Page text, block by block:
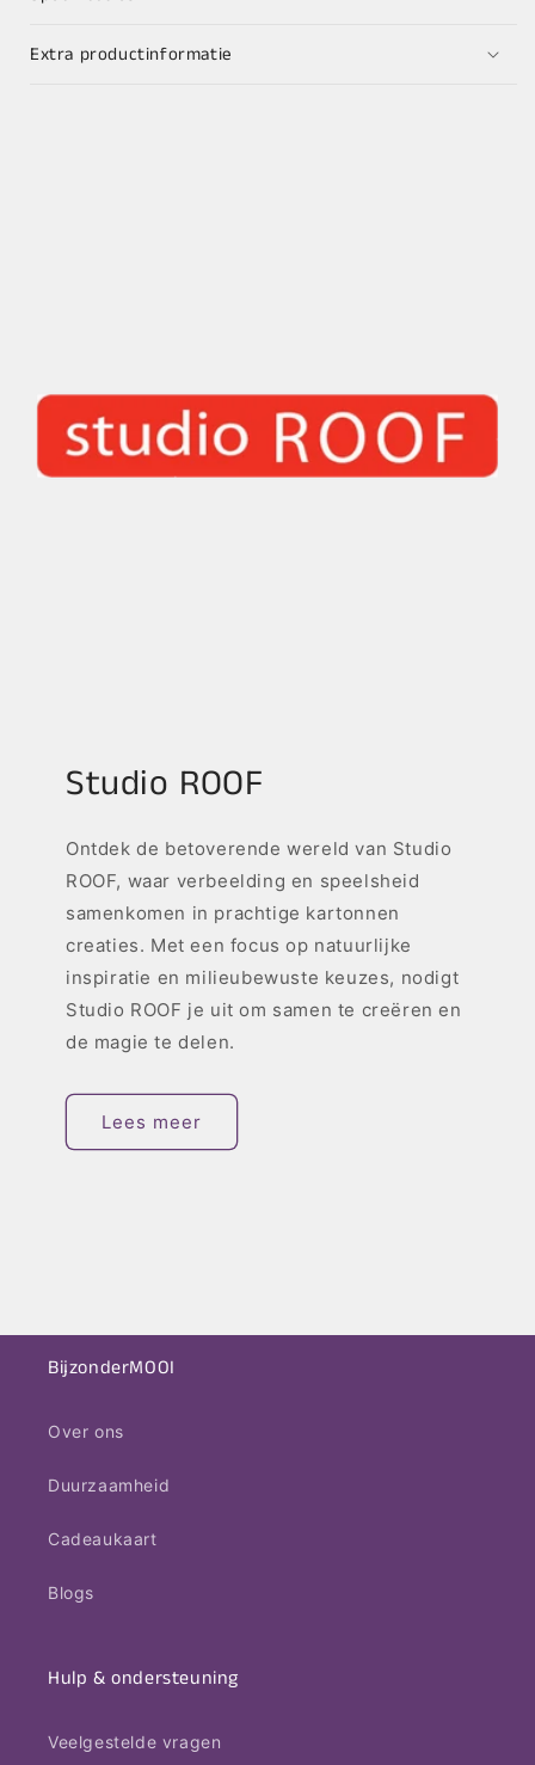
Extra productinformatie
Studio ROOF
Ontdek de betoverende wereld van Studio
ROOF, waar verbeelding en speelsheid
samenkomen in prachtige kartonnen
creaties. Met een focus op natuurlijke
inspiratie en milieubewuste keuzes, nodigt
Studio ROOF je uit om samen te creëren en
de magie te delen.
Lees meer
BijzonderMOOI
Over ons
Duurzaamheid
Cadeaukaart
Blogs
Hulp & ondersteuning
Veelgestelde vragen